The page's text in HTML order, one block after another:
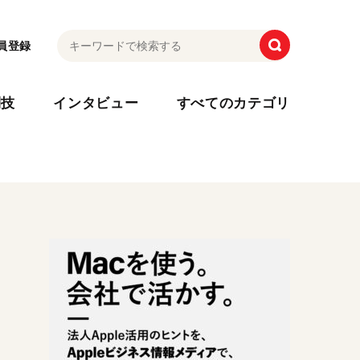
登録
インタビュー すべてのカテゴリ